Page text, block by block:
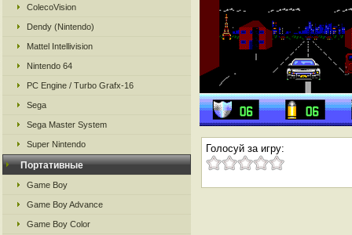
ColecoVision
Dendy (Nintendo)
Mattel Intellivision
Nintendo 64
PC Engine / Turbo Grafx-16
Sega
Sega Master System
Super Nintendo
Портативные
Game Boy
Game Boy Advance
Game Boy Color
Голосуй за игру: